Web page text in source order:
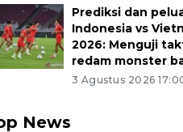
Prediksi dan
Indonesia vs
2026: Menguji
redam monster
3 Agustus 2026
News